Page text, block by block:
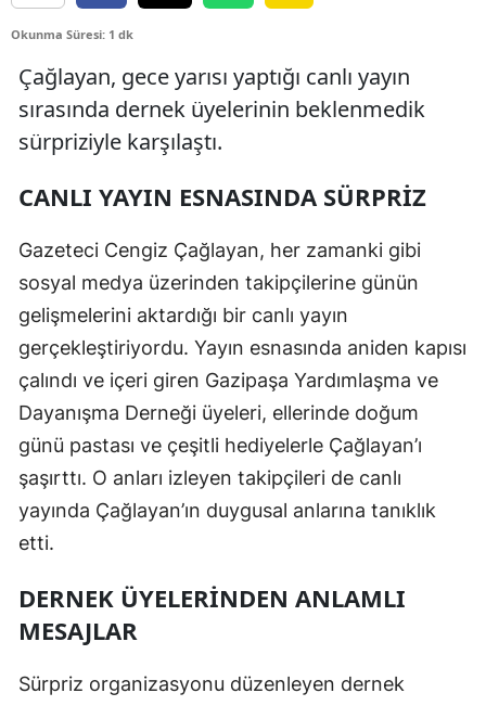
Okunma Süresi: 1 dk
Çağlayan, gece yarısı yaptığı canlı yayın
sırasında dernek üyelerinin beklenmedik
sürpriziyle karşılaştı.
CANLI YAYIN ESNASINDA SÜRPRİZ
Gazeteci Cengiz Çağlayan, her zamanki gibi
sosyal medya üzerinden takipçilerine günün
gelişmelerini aktardığı bir canlı yayın
gerçekleştiriyordu. Yayın esnasında aniden kapısı
çalındı ve içeri giren Gazipaşa Yardımlaşma ve
Dayanışma Derneği üyeleri, ellerinde doğum
günü pastası ve çeşitli hediyelerle Çağlayan’ı
şaşırttı. O anları izleyen takipçileri de canlı
yayında Çağlayan’ın duygusal anlarına tanıklık
etti.
DERNEK ÜYELERİNDEN ANLAMLI
MESAJLAR
Sürpriz organizasyonu düzenleyen dernek